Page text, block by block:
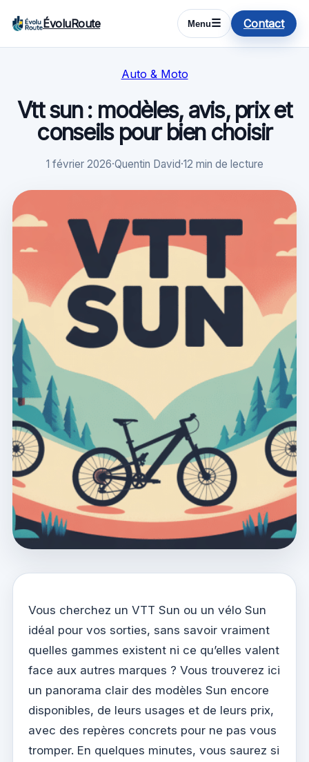
ÉvoluRoute Menu☰ Contact
Auto & Moto
Vtt sun : modèles, avis, prix et
conseils pour bien choisir
1 février 2026·Quentin David·12 min de lecture
Vous cherchez un VTT Sun ou un vélo Sun
idéal pour vos sorties, sans savoir vraiment
quelles gammes existent ni ce qu’elles valent
face aux autres marques ? Vous trouverez ici
un panorama clair des modèles Sun encore
disponibles, de leurs usages et de leurs prix,
avec des repères concrets pour ne pas vous
tromper. En quelques minutes, vous saurez si